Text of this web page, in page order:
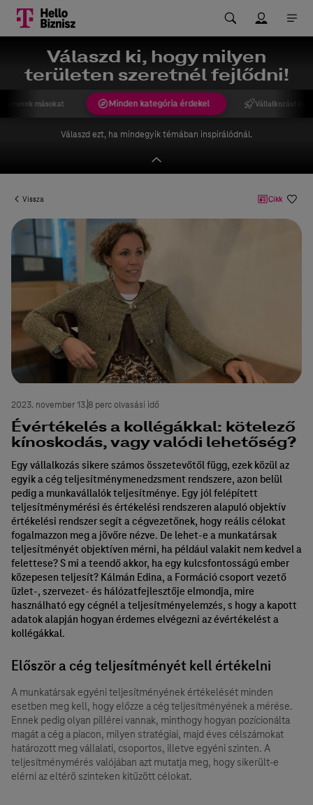
Válaszd ki, hogy milyen
területen szeretnél fejlődni!
Minden kategória érdekel Vállalkozást
másokat
Válaszd ezt, ha mindegyik témában inspirálódnál.
Vissza Cikk
Évértékelés a kollégákkal: kötelező
kínoskodás, vagy valódi lehetőség?
Egy vállalkozás sikere számos összetevőtől függ, ezek közül az
egyik a cég teljesítménymenedzsment rendszere, azon belül
pedig a munkavállalók teljesítménye. Egy jól felépített
teljesítménymérési és értékelési rendszeren alapuló objektív
értékelési rendszer segít a cégvezetőnek, hogy reális célokat
fogalmazzon meg a jövőre nézve. De lehet-e a munkatársak
teljesítményét objektíven mérni, ha például valakit nem kedvel a
felettese? S mi a teendő akkor, ha egy kulcsfontosságú ember
közepesen teljesít? Kálmán Edina, a Formáció csoport vezető
üzlet-, szervezet- és hálózatfejlesztője elmondja, mire
használható egy cégnél a teljesítményelemzés, s hogy a kapott
adatok alapján hogyan érdemes elvégezni az évértékelést a
kollégákkal.
2023. november 13.8 perc olvasási idő
Először a cég teljesítményét kell értékelni
A munkatársak egyéni teljesítményének értékelését minden
esetben meg kell, hogy előzze a cég teljesítményének a mérése.
Ennek pedig olyan pillérei vannak, minthogy hogyan pozícionálta
magát a cég a piacon, milyen stratégiai, majd éves célszámokat
határozott meg vállalati, csoportos, illetve egyéni szinten. A
teljesítménymérés valójában azt mutatja meg, hogy sikerült-e
elérni az eltérő szinteken kitűzött célokat.